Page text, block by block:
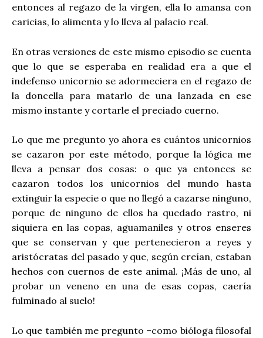
entonces al regazo de la virgen, ella lo amansa con
caricias, lo alimenta y lo lleva al palacio real.
En otras versiones de este mismo episodio se cuenta
que lo que se esperaba en realidad era a que el
indefenso unicornio se adormeciera en el regazo de
la doncella para matarlo de una lanzada en ese
mismo instante y cortarle el preciado cuerno.
Lo que me pregunto yo ahora es cuántos unicornios
se cazaron por este método, porque la lógica me
lleva a pensar dos cosas: o que ya entonces se
cazaron todos los unicornios del mundo hasta
extinguir la especie o que no llegó a cazarse ninguno,
porque de ninguno de ellos ha quedado rastro, ni
siquiera en las copas, aguamaniles y otros enseres
que se conservan y que pertenecieron a reyes y
aristócratas del pasado y que, según creían, estaban
hechos con cuernos de este animal. ¡Más de uno, al
probar un veneno en una de esas copas, caería
fulminado al suelo!
Lo que también me pregunto –como bióloga filosofal